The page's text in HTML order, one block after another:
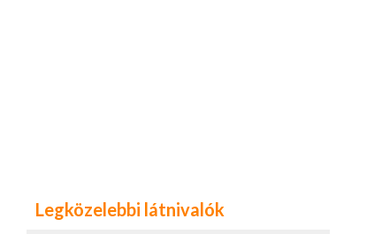
Legközelebbi látnivalók